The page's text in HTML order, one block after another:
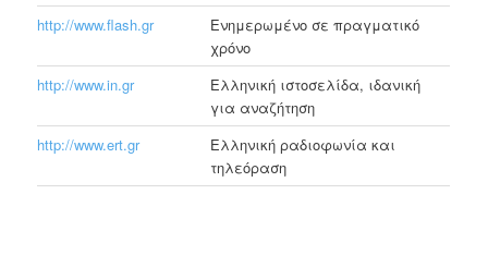
http://www.flash.gr
Ενημερωμένο σε πραγματικό
χρόνο
http://www.in.gr
Ελληνική ιστοσελίδα, ιδανική
για αναζήτηση
http://www.ert.gr
Ελληνική ραδιοφωνία και
τηλεόραση